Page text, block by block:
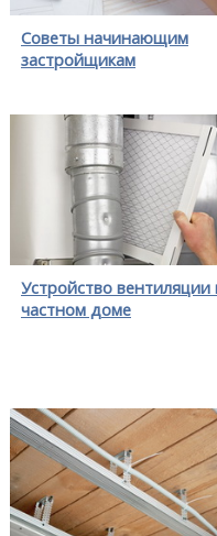
Советы начинающим
застройщикам
Устройство вентиляции
частном доме